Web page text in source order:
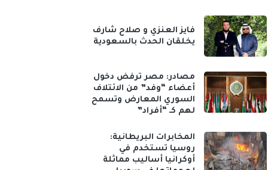
فايز العنزي و صلاح شارف
يخلقان الحدث بالسعودية
مصادر: مصر ترفض دخول
أعضاء “وفد” من الائتلاف
السوري المعارض وتسمح
لهم كـ “أفراد”
المخابرات البريطانية:
روسيا تستخدم في
أوكرانيا أساليب مماثلة